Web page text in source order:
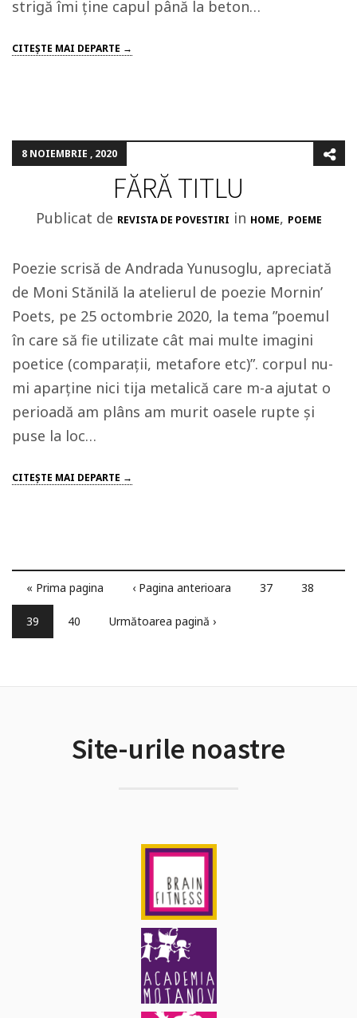
strigă îmi ține capul până la beton…
CITEŞTE MAI DEPARTE →
8 NOIEMBRIE , 2020
FĂRĂ TITLU
Publicat de REVISTA DE POVESTIRI in HOME, POEME
Poezie scrisă de Andrada Yunusoglu, apreciată
de Moni Stănilă la atelierul de poezie Mornin’
Poets, pe 25 octombrie 2020, la tema ”poemul
în care să fie utilizate cât mai multe imagini
poetice (comparații, metafore etc)”. corpul nu-
mi aparține nici tija metalică care m-a ajutat o
perioadă am plâns am murit oasele rupte și
puse la loc…
CITEŞTE MAI DEPARTE →
« Prima pagina ‹ Pagina anterioara 37 38
39 40 Următoarea pagină ›
Site-urile noastre